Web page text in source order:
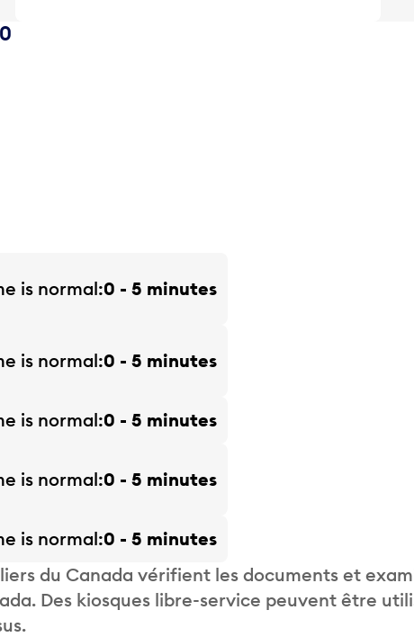
is normal 0 - 5 minutes
is normal 0 - 5 minutes
is normal 0 - 5 minutes
is normal 0 - 5 minutes
is normal 0 - 5 minutes
du Canada vérifient les documents et
Des kiosques libre-service peuvent être